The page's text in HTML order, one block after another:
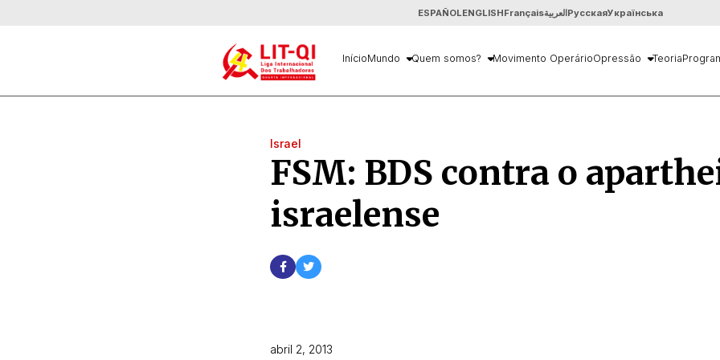
ESPAÑOLENGLISHFrançaisالعربيةРусскаяУкраїнська
InícioMundo Quem somos? Movimento OperárioOpressão Teoria
Israel
FSM: BDS contra o
israelense
abril 2, 2013